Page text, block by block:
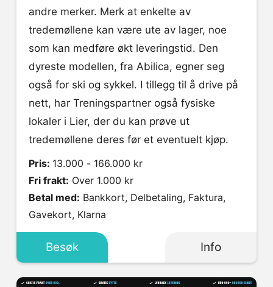
andre merker. Merk at enkelte av
tredemøllene kan være ute av lager, noe
som kan medføre økt leveringstid. Den
dyreste modellen, fra Abilica, egner seg
også for ski og sykkel. I tillegg til å drive på
nett, har Treningspartner også fysiske
lokaler i Lier, der du kan prøve ut
tredemøllene deres før et eventuelt kjøp.
Pris: 13.000 - 166.000 kr
Fri frakt: Over 1.000 kr
Betal med:
Gavekort, Klarna
Besøk Info